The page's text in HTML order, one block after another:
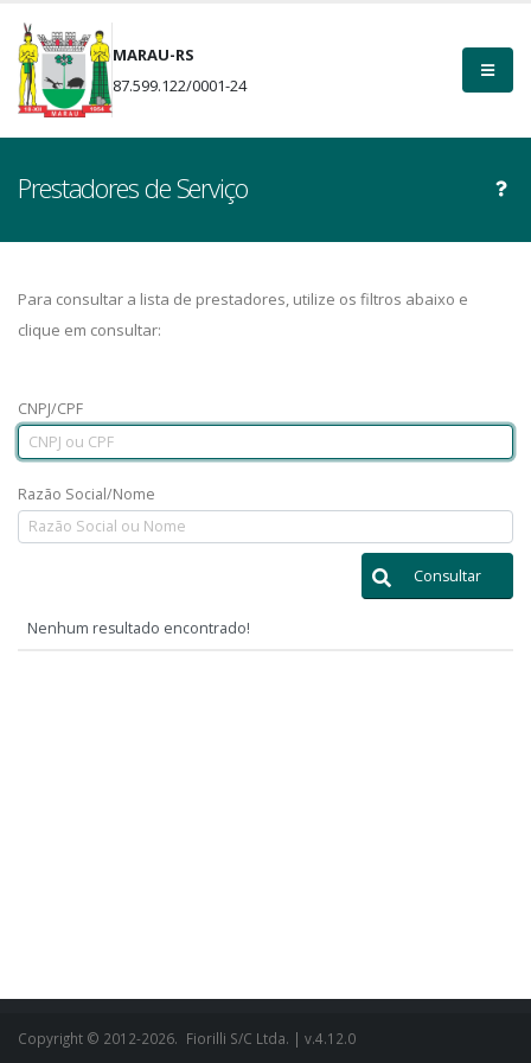
MARAU-RS
87.599.122/0001-24
Prestadores de Serviço
Para consultar a lista de prestadores, utilize os filtros abaixo e
clique em consultar:
CNPJ/CPF
Razão Social/Nome
Consultar
Nenhum resultado encontrado!
Copyright © 2012-2026. Fiorilli S/C Ltda. | v.4.12.0